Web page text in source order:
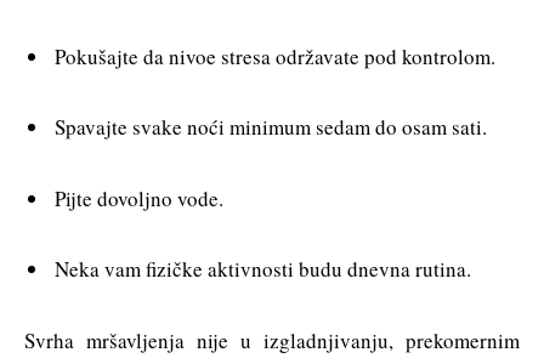
Pokušajte da nivoe stresa održavate pod kontrolom.
Spavajte svake noći minimum sedam do osam sati.
Pijte dovoljno vode.
Neka vam fizičke aktivnosti budu dnevna rutina.
Svrha mršavljenja nije u izgladnjivanju, prekomernim